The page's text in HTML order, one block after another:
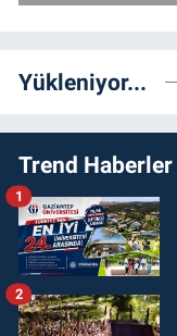
Yükleniyor...
Trend Haberler
1
2